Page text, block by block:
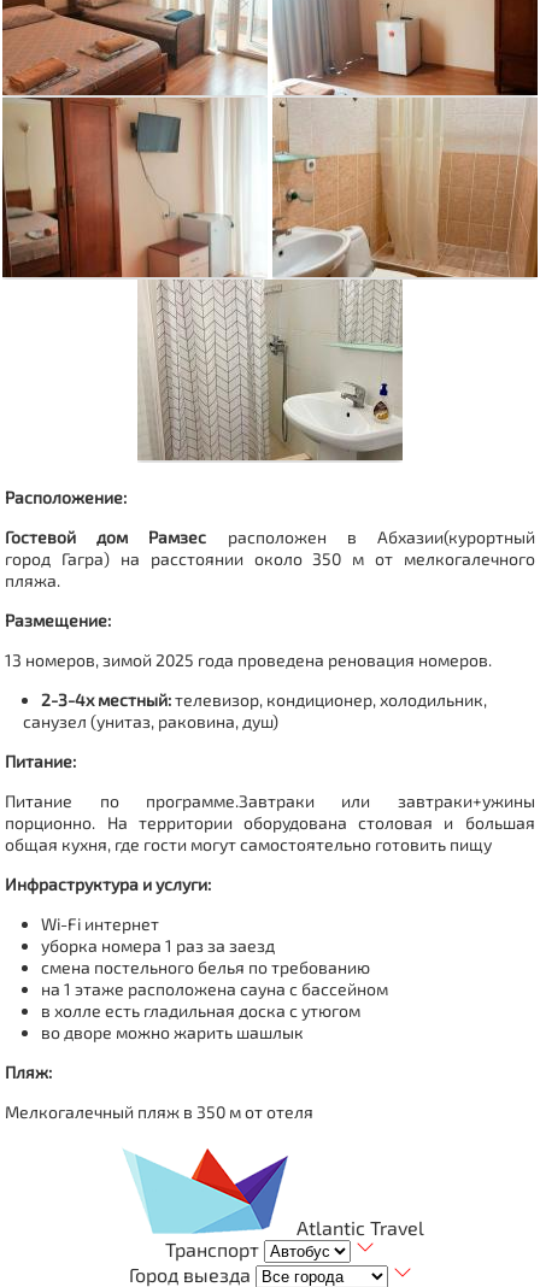
Расположение:
Гостевой дом Рамзес расположен в Абхазии(курортный
город Гагра) на расстоянии около 350 м от мелкогалечного
пляжа.
Размещение:
13 номеров, зимой 2025 года проведена реновация номеров.
2-3-4х местный: телевизор, кондиционер, холодильник,
санузел (унитаз, раковина, душ)
Питание:
Питание по программе.Завтраки или завтраки+ужины
порционно. На территории оборудована столовая и большая
общая кухня, где гости могут самостоятельно готовить пищу
Инфраструктура и услуги:
Wi-Fi интернет
уборка номера 1 раз за заезд
смена постельного белья по требованию
на 1 этаже расположена сауна с бассейном
в холле есть гладильная доска с утюгом
во дворе можно жарить шашлык
Пляж:
Мелкогалечный пляж в 350 м от отеля
Atlantic Travel
Транспорт
Город выезда